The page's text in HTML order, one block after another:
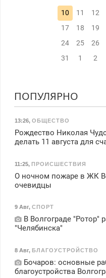
10
11 12
17
18 19
24
25 26
31
1 2
ПОПУЛЯРНО
13:26, ОБЩЕСТВО
Рождество Николая
делать 11 августа для
11:25, ПРОИСШЕСТВИЯ
О ночном пожаре в ЖК
очевидцы
9 Авг, СПОРТ
В Волгограде "Ротор"
"Челябинска"
8 Авг, БЛАГОУСТРОЙСТВО
Бочаров: основные
благоустройства